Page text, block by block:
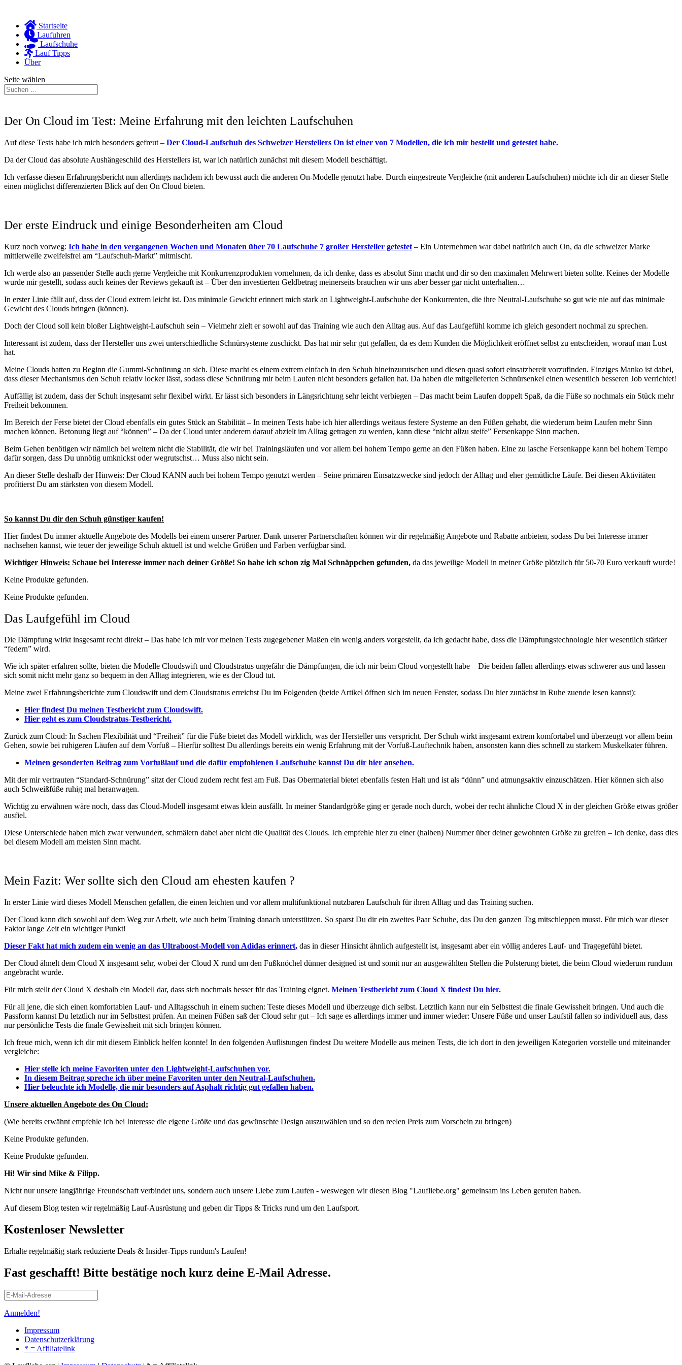
Startseite
Laufuhren
Laufschuhe
Lauf Tipps
Über
Seite wählen
Der On Cloud im Test: Meine Erfahrung mit den leichten Laufschuhen
Auf diese Tests habe ich mich besonders gefreut – Der Cloud-Laufschuh des Schweizer Herstellers On ist einer von 7 Modellen, die ich mir bestellt und getestet habe.
Da der Cloud das absolute Aushängeschild des Herstellers ist, war ich natürlich zunächst mit diesem Modell beschäftigt.
Ich verfasse diesen Erfahrungsbericht nun allerdings nachdem ich bewusst auch die anderen On-Modelle genutzt habe. Durch eingestreute Vergleiche (mit anderen Laufschuhen) möchte ich dir an dieser Stelle
einen möglichst differenzierten Blick auf den On Cloud bieten.
Der erste Eindruck und einige Besonderheiten am Cloud
Kurz noch vorweg: Ich habe in den vergangenen Wochen und Monaten über 70 Laufschuhe 7 großer Hersteller getestet – Ein Unternehmen war dabei natürlich auch On, da die schweizer Marke
mittlerweile zweifelsfrei am “Laufschuh-Markt” mitmischt.
Ich werde also an passender Stelle auch gerne Vergleiche mit Konkurrenzprodukten vornehmen, da ich denke, dass es absolut Sinn macht und dir so den maximalen Mehrwert bieten sollte. Keines der Modelle
wurde mir gestellt, sodass auch keines der Reviews gekauft ist – Über den investierten Geldbetrag meinerseits brauchen wir uns aber besser gar nicht unterhalten…
In erster Linie fällt auf, dass der Cloud extrem leicht ist. Das minimale Gewicht erinnert mich stark an Lightweight-Laufschuhe der Konkurrenten, die ihre Neutral-Laufschuhe so gut wie nie auf das minimale
Gewicht des Clouds bringen (können).
Doch der Cloud soll kein bloßer Lightweight-Laufschuh sein – Vielmehr zielt er sowohl auf das Training wie auch den Alltag aus. Auf das Laufgefühl komme ich gleich gesondert nochmal zu sprechen.
Interessant ist zudem, dass der Hersteller uns zwei unterschiedliche Schnürsysteme zuschickt. Das hat mir sehr gut gefallen, da es dem Kunden die Möglichkeit eröffnet selbst zu entscheiden, worauf man Lust
hat.
Meine Clouds hatten zu Beginn die Gummi-Schnürung an sich. Diese macht es einem extrem einfach in den Schuh hineinzurutschen und diesen quasi sofort einsatzbereit vorzufinden. Einziges Manko ist dabei,
dass dieser Mechanismus den Schuh relativ locker lässt, sodass diese Schnürung mir beim Laufen nicht besonders gefallen hat. Da haben die mitgelieferten Schnürsenkel einen wesentlich besseren Job verrichtet!
Auffällig ist zudem, dass der Schuh insgesamt sehr flexibel wirkt. Er lässt sich besonders in Längsrichtung sehr leicht verbiegen – Das macht beim Laufen doppelt Spaß, da die Füße so nochmals ein Stück mehr
Freiheit bekommen.
Im Bereich der Ferse bietet der Cloud ebenfalls ein gutes Stück an Stabilität – In meinen Tests habe ich hier allerdings weitaus festere Systeme an den Füßen gehabt, die wiederum beim Laufen mehr Sinn
machen können. Betonung liegt auf “können” – Da der Cloud unter anderem darauf abzielt im Alltag getragen zu werden, kann diese “nicht allzu steife” Fersenkappe Sinn machen.
Beim Gehen benötigen wir nämlich bei weitem nicht die Stabilität, die wir bei Trainingsläufen und vor allem bei hohem Tempo gerne an den Füßen haben. Eine zu lasche Fersenkappe kann bei hohem Tempo
dafür sorgen, dass Du unnötig umknickst oder wegrutschst… Muss also nicht sein.
An dieser Stelle deshalb der Hinweis: Der Cloud KANN auch bei hohem Tempo genutzt werden – Seine primären Einsatzzwecke sind jedoch der Alltag und eher gemütliche Läufe. Bei diesen Aktivitäten
profitierst Du am stärksten von diesem Modell.
So kannst Du dir den Schuh günstiger kaufen!
Hier findest Du immer aktuelle Angebote des Modells bei einem unserer Partner. Dank unserer Partnerschaften können wir dir regelmäßig Angebote und Rabatte anbieten, sodass Du bei Interesse immer
nachsehen kannst, wie teuer der jeweilige Schuh aktuell ist und welche Größen und Farben verfügbar sind.
Wichtiger Hinweis: Schaue bei Interesse immer nach deiner Größe! So habe ich schon zig Mal Schnäppchen gefunden, da das jeweilige Modell in meiner Größe plötzlich für 50-70 Euro verkauft wurde!
Keine Produkte gefunden.
Keine Produkte gefunden.
Das Laufgefühl im Cloud
Die Dämpfung wirkt insgesamt recht direkt – Das habe ich mir vor meinen Tests zugegebener Maßen ein wenig anders vorgestellt, da ich gedacht habe, dass die Dämpfungstechnologie hier wesentlich stärker
“federn” wird.
Wie ich später erfahren sollte, bieten die Modelle Cloudswift und Cloudstratus ungefähr die Dämpfungen, die ich mir beim Cloud vorgestellt habe – Die beiden fallen allerdings etwas schwerer aus und lassen
sich somit nicht mehr ganz so bequem in den Alltag integrieren, wie es der Cloud tut.
Meine zwei Erfahrungsberichte zum Cloudswift und dem Cloudstratus erreichst Du im Folgenden (beide Artikel öffnen sich im neuen Fenster, sodass Du hier zunächst in Ruhe zuende lesen kannst):
Hier findest Du meinen Testbericht zum Cloudswift.
Hier geht es zum Cloudstratus-Testbericht.
Zurück zum Cloud: In Sachen Flexibilität und “Freiheit” für die Füße bietet das Modell wirklich, was der Hersteller uns verspricht. Der Schuh wirkt insgesamt extrem komfortabel und überzeugt vor allem beim
Gehen, sowie bei ruhigeren Läufen auf dem Vorfuß – Hierfür solltest Du allerdings bereits ein wenig Erfahrung mit der Vorfuß-Lauftechnik haben, ansonsten kann dies schnell zu starkem Muskelkater führen.
Meinen gesonderten Beitrag zum Vorfußlauf und die dafür empfohlenen Laufschuhe kannst Du dir hier ansehen.
Mit der mir vertrauten “Standard-Schnürung” sitzt der Cloud zudem recht fest am Fuß. Das Obermaterial bietet ebenfalls festen Halt und ist als “dünn” und atmungsaktiv einzuschätzen. Hier können sich also
auch Schweißfüße ruhig mal heranwagen.
Wichtig zu erwähnen wäre noch, dass das Cloud-Modell insgesamt etwas klein ausfällt. In meiner Standardgröße ging er gerade noch durch, wobei der recht ähnliche Cloud X in der gleichen Größe etwas größer
ausfiel.
Diese Unterschiede haben mich zwar verwundert, schmälern dabei aber nicht die Qualität des Clouds. Ich empfehle hier zu einer (halben) Nummer über deiner gewohnten Größe zu greifen – Ich denke, dass dies
bei diesem Modell am meisten Sinn macht.
Mein Fazit: Wer sollte sich den Cloud am ehesten kaufen ?
In erster Linie wird dieses Modell Menschen gefallen, die einen leichten und vor allem multifunktional nutzbaren Laufschuh für ihren Alltag und das Training suchen.
Der Cloud kann dich sowohl auf dem Weg zur Arbeit, wie auch beim Training danach unterstützen. So sparst Du dir ein zweites Paar Schuhe, das Du den ganzen Tag mitschleppen musst. Für mich war dieser
Faktor lange Zeit ein wichtiger Punkt!
Dieser Fakt hat mich zudem ein wenig an das Ultraboost-Modell von Adidas erinnert, das in dieser Hinsicht ähnlich aufgestellt ist, insgesamt aber ein völlig anderes Lauf- und Tragegefühl bietet.
Der Cloud ähnelt dem Cloud X insgesamt sehr, wobei der Cloud X rund um den Fußknöchel dünner designed ist und somit nur an ausgewählten Stellen die Polsterung bietet, die beim Cloud wiederum rundum
angebracht wurde.
Für mich stellt der Cloud X deshalb ein Modell dar, dass sich nochmals besser für das Training eignet. Meinen Testbericht zum Cloud X findest Du hier.
Für all jene, die sich einen komfortablen Lauf- und Alltagsschuh in einem suchen: Teste dieses Modell und überzeuge dich selbst. Letztlich kann nur ein Selbsttest die finale Gewissheit bringen. Und auch die
Passform kannst Du letztlich nur im Selbsttest prüfen. An meinen Füßen saß der Cloud sehr gut – Ich sage es allerdings immer und immer wieder: Unsere Füße und unser Laufstil fallen so individuell aus, dass
nur persönliche Tests die finale Gewissheit mit sich bringen können.
Ich freue mich, wenn ich dir mit diesem Einblick helfen konnte! In den folgenden Auflistungen findest Du weitere Modelle aus meinen Tests, die ich dort in den jeweiligen Kategorien vorstelle und miteinander
vergleiche:
Hier stelle ich meine Favoriten unter den Lightweight-Laufschuhen vor.
In diesem Beitrag spreche ich über meine Favoriten unter den Neutral-Laufschuhen.
Hier beleuchte ich Modelle, die mir besonders auf Asphalt richtig gut gefallen haben.
Unsere aktuellen Angebote des On Cloud:
(Wie bereits erwähnt empfehle ich bei Interesse die eigene Größe und das gewünschte Design auszuwählen und so den reelen Preis zum Vorschein zu bringen)
Keine Produkte gefunden.
Keine Produkte gefunden.
Hi! Wir sind Mike & Filipp.
Nicht nur unsere langjährige Freundschaft verbindet uns, sondern auch unsere Liebe zum Laufen - weswegen wir diesen Blog "Laufliebe.org" gemeinsam ins Leben gerufen haben.
Auf diesem Blog testen wir regelmäßig Lauf-Ausrüstung und geben dir Tipps & Tricks rund um den Laufsport.
Kostenloser Newsletter
Erhalte regelmäßig stark reduzierte Deals & Insider-Tipps rundum's Laufen!
Fast geschafft! Bitte bestätige noch kurz deine E-Mail Adresse.
Anmelden!
Impressum
Datenschutzerklärung
* = Affiliatelink